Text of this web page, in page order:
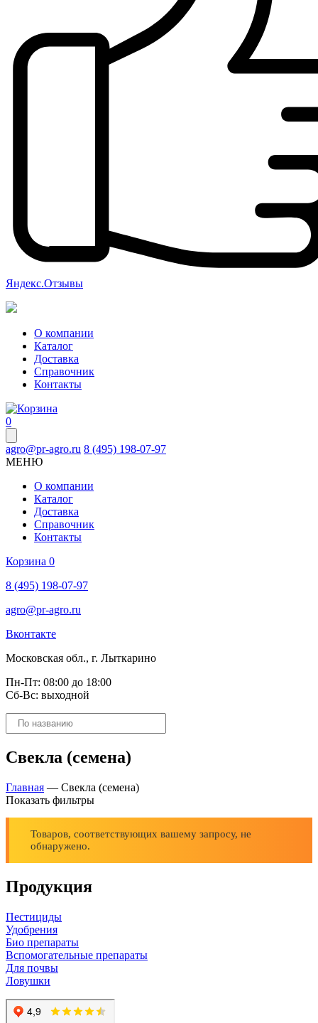
Яндекс.Отзывы
О компании
Каталог
Доставка
Справочник
Контакты
0
agro@pr-agro.ru 8 (495) 198-07-97
МЕНЮ
О компании
Каталог
Доставка
Справочник
Контакты
Корзина 0
8 (495) 198-07-97
agro@pr-agro.ru
Вконтакте
Московская обл., г. Лыткарино
Пн-Пт: 08:00 до 18:00
Сб-Вс: выходной
Поиск
товаров
Свекла (семена)
Главная — Свекла (семена)
Показать фильтры
Товаров, соответствующих вашему запросу, не
обнаружено.
Продукция
Пестициды
Удобрения
Био препараты
Вспомогательные препараты
Для почвы
Ловушки